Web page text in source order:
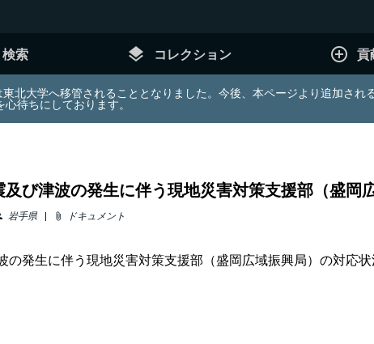
検索 layers コレクション add_circle_outline 貢
北大学へ移管されることとなりました。今後、本ページより追加さ
待ちにしております。
び津波の発生に伴う現地災害対策支援部（盛岡
岩手県 attach_file ドキュメント
の発生に伴う現地災害対策支援部（盛岡広域振興局）の対応状